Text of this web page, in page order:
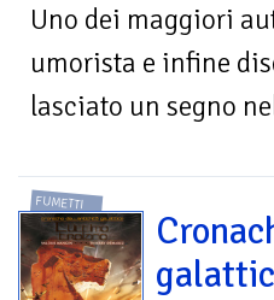
Uno dei maggiori
umorista e infine
lasciato un segno
FUMETTI